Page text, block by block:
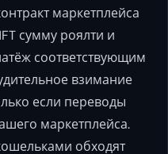
маркетплейса
сумму роялти и
соответствующим
взимание
если переводы
маркетплейса.
обходят